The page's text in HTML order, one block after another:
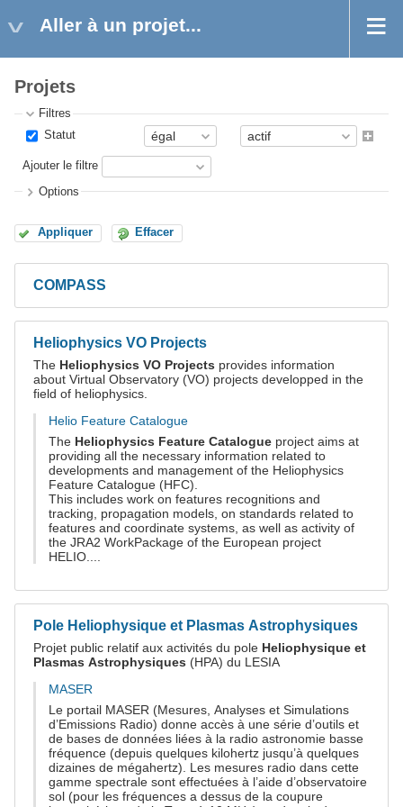
Aller à un projet...
Projets
Filtres
Statut
Ajouter le filtre
Options
Appliquer Effacer
COMPASS
Heliophysics VO Projects
The Heliophysics VO Projects provides information
about Virtual Observatory (VO) projects developped in the
field of heliophysics.
Helio Feature Catalogue
The Heliophysics Feature Catalogue project aims at
providing all the necessary information related to
developments and management of the Heliophysics
Feature Catalogue (HFC).
This includes work on features recognitions and
tracking, propagation models, on standards related to
features and coordinate systems, as well as activity of
the JRA2 WorkPackage of the European project
HELIO....
Pole Heliophysique et Plasmas Astrophysiques
Projet public relatif aux activités du pole Heliophysique et
Plasmas Astrophysiques (HPA) du LESIA
MASER
Le portail MASER (Mesures, Analyses et Simulations
d’Emissions Radio) donne accès à une série d’outils et
de bases de données liées à la radio astronomie basse
fréquence (depuis quelques kilohertz jusqu’à quelques
dizaines de mégahertz). Les mesures radio dans cette
gamme spectrale sont effectuées à l’aide d’observatoire
sol (pour les fréquences a dessus de la coupure